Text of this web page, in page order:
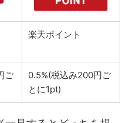
楽天ポイント
ご
0.5%(税込み200円ご
とに1pt)